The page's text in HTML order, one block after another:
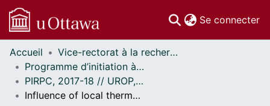
Se connecter
Communautés
et collections
Parcourir
Statistiques
Accueil
Vice-rectorat à la recherche // Office of the V-P, Research
Programme d’initiation à la recherche au premier cycle (PIRPC) // Undergraduate Research Opportunity Program (UROP)
PIRPC, 2017-18 // UROP, 2017-18
Influence of local thermal stimulation on afferent-induced modulation in the hand motor area: a transcranial magnetic stimulation study